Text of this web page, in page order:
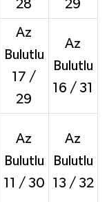
28
29
Az
Bulutlu
17 /
29
Az
Bulutlu
16 / 31
Az
Bulutlu
11 / 30
Az
Bulutlu
13 / 32